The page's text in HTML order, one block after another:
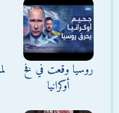
روسيا وقعت في فخ
أوكرانيا